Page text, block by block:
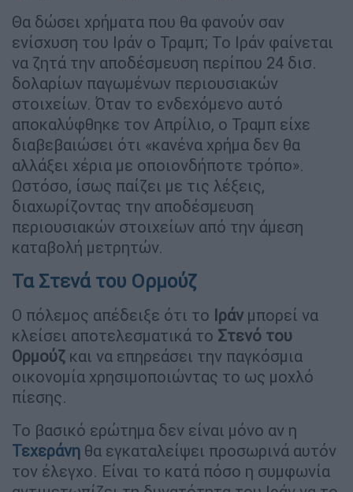
Θα δώσει χρήματα που θα φανούν σαν
ενίσχυση του Ιράν ο Τραμπ; Το Ιράν φαίνεται
να ζητά την αποδέσμευση περίπου 24 δισ.
δολαρίων παγωμένων περιουσιακών
στοιχείων. Όταν το ενδεχόμενο αυτό
αποκαλύφθηκε τον Απρίλιο, ο Τραμπ είχε
διαβεβαιώσει ότι «κανένα χρήμα δεν θα
αλλάξει χέρια με οποιονδήποτε τρόπο».
Ωστόσο, ίσως παίζει με τις λέξεις,
διαχωρίζοντας την αποδέσμευση
περιουσιακών στοιχείων από την άμεση
καταβολή μετρητών.
Τα Στενά του Ορμούζ
Ο πόλεμος απέδειξε ότι το Ιράν μπορεί να
κλείσει αποτελεσματικά το Στενό του
Ορμούζ και να επηρεάσει την παγκόσμια
οικονομία χρησιμοποιώντας το ως μοχλό
πίεσης.
Το βασικό ερώτημα δεν είναι μόνο αν η
Τεχεράνη θα εγκαταλείψει προσωρινά αυτόν
τον έλεγχο. Είναι το κατά πόσο η συμφωνία